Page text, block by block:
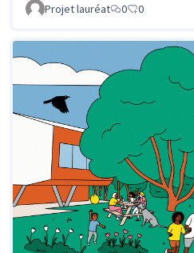
Projet lauréat 0 0